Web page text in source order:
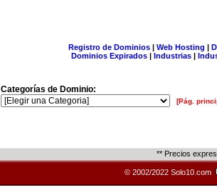
Registro de Dominios| Web Hosting |
Dominios Expirados | Industrias |
Categorías de Dominio:
[Pág.
** Precios
© 2002/2022 Solo10.com